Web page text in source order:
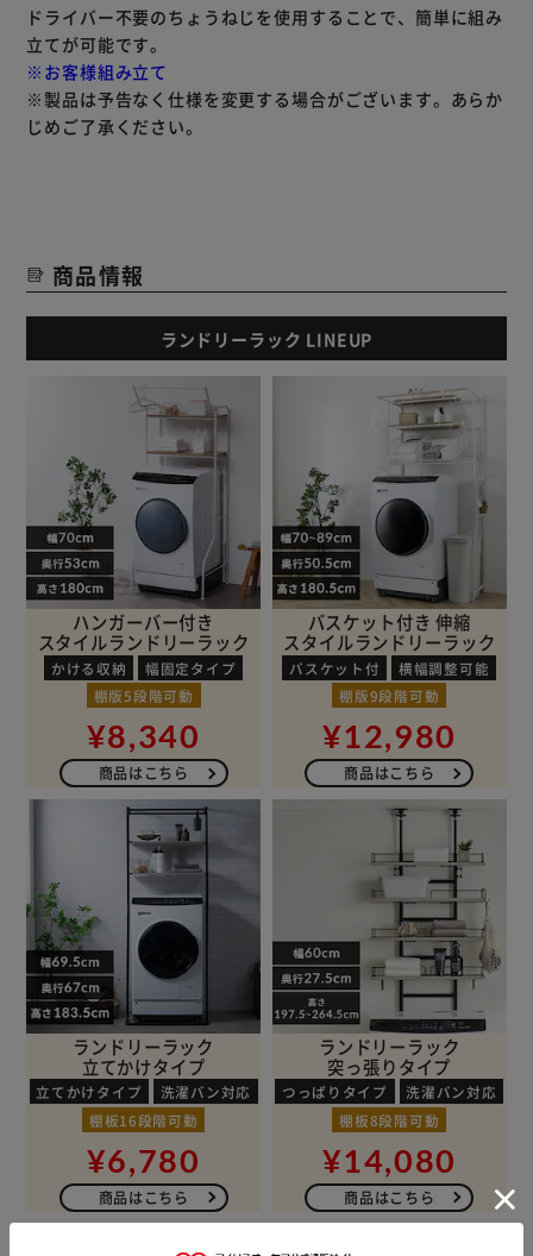
ドライバー不要のちょうねじを使用することで、簡単に組み
立てが可能です。
※お客様組み立て
※製品は予告なく仕様を変更する場合がございます。あらか
じめご了承ください。
商品情報
ランドリーラック LINEUP
ハンガーバー付き
スタイルランドリーラック
かける収納
幅固定タイプ
棚版5段階可動
¥8,340
商品はこちら
バスケット付き 伸縮
スタイルランドリーラック
バスケット付
横幅調整可能
棚版9段階可動
¥12,980
商品はこちら
ランドリーラック
立てかけタイプ
立てかけタイプ
洗濯バン対応
棚板16段階可動
¥6,780
商品はこちら
ランドリーラック
突っ張りタイプ
つっぱりタイプ
洗濯バン対応
棚板8段階可動
¥14,080
商品はこちら